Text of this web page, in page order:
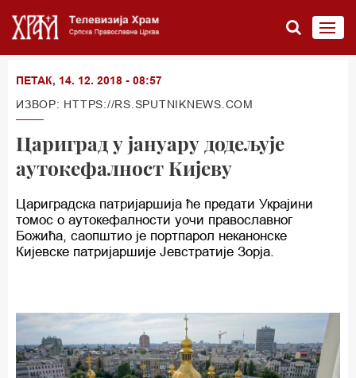
ПЕТАК, 14. 12. 2018 - 08:57
ИЗВОР: HTTPS://RS.SPUTNIKNEWS.COM
Цариград у јануару додељује
аутокефалност Кијеву
Цариградска патријаршија ће предати Украјини
томос о аутокефалности уочи православног
Божића, саопштио је портпарол неканонске
Кијевске патријаршије Јевстратије Зорја.